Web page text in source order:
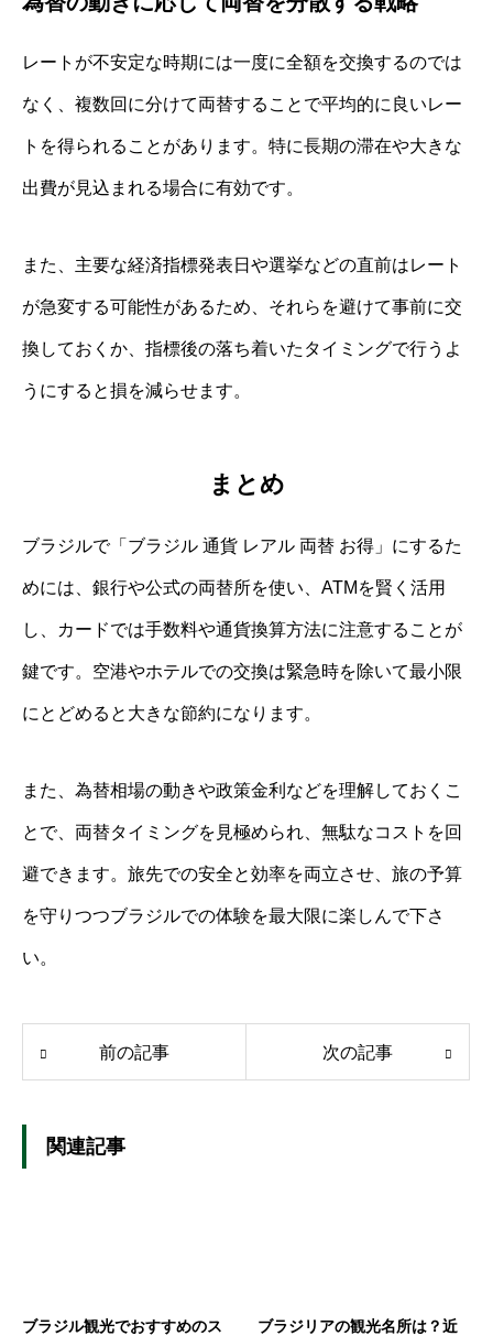
レートが不安定な時期には一度に全額を交換するのでは
なく、複数回に分けて両替することで平均的に良いレー
トを得られることがあります。特に長期の滞在や大きな
出費が見込まれる場合に有効です。
また、主要な経済指標発表日や選挙などの直前はレート
が急変する可能性があるため、それらを避けて事前に交
換しておくか、指標後の落ち着いたタイミングで行うよ
うにすると損を減らせます。
まとめ
ブラジルで「ブラジル 通貨 レアル 両替 お得」にするた
めには、銀行や公式の両替所を使い、ATMを賢く活用
し、カードでは手数料や通貨換算方法に注意することが
鍵です。空港やホテルでの交換は緊急時を除いて最小限
にとどめると大きな節約になります。
また、為替相場の動きや政策金利などを理解しておくこ
とで、両替タイミングを見極められ、無駄なコストを回
避できます。旅先での安全と効率を両立させ、旅の予算
を守りつつブラジルでの体験を最大限に楽しんで下さ
い。
前の記事 次の記事
関連記事
ブラジル観光でおすすめのス
ブラジリアの観光名所は？近